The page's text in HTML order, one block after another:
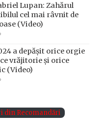
Lupan: Zahărul
cel mai râvnit de
(Video)
a depășit orice orgie
vrăjitorie și orice
(Video)
din Recomandări